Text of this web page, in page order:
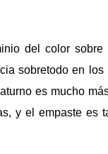
del color
sobretodo en
es mucho
y el empaste es